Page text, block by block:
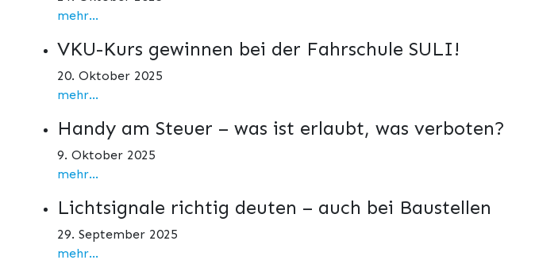
mehr...
VKU-Kurs gewinnen bei der Fahrschule SULI!
20. Oktober 2025
mehr...
Handy am Steuer – was ist erlaubt, was verboten?
9. Oktober 2025
mehr...
Lichtsignale richtig deuten – auch bei Baustellen
29. September 2025
mehr...